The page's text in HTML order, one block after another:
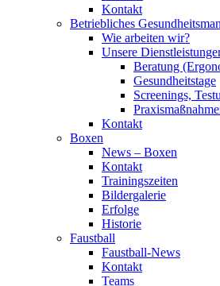
Kontakt
Betriebliches
Wie arbeiten wir?
Unsere
Beratung
Gesundheitstage
Screenings,
Kontakt
Boxen
News – Boxen
Kontakt
Trainingszeiten
Bildergalerie
Erfolge
Historie
Faustball
Faustball-News
Kontakt
Teams